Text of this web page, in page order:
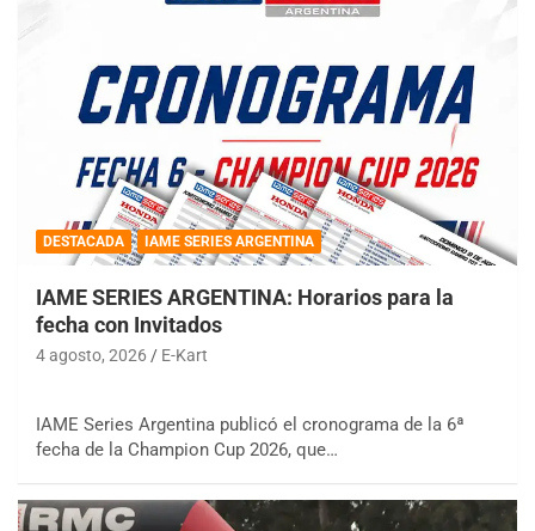
DESTACADA IAME SERIES ARGENTINA
IAME SERIES ARGENTINA: Horarios para la
fecha con Invitados
4 agosto, 2026 E-Kart
IAME Series Argentina publicó el cronograma de la 6ª
fecha de la Champion Cup 2026, que…